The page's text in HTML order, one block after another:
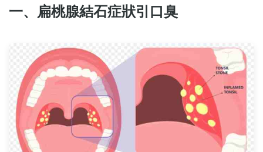
一、扁桃腺結石症狀引口臭